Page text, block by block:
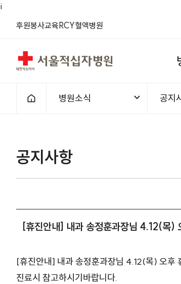
i
후원(새 창)
봉사(새 창)
교육(새 창)
RCY(새 창)
혈액(새 창)
병원
서울적십자병원
홈으로 1차메뉴
병원소식
2차
공지
공지사항 | 병원소식 | [
공지사항
[휴진안내] 내과 송정훈과장님 4.12(목)
[휴진안내] 내과 송정훈과장님 4.12(목) 오후
진료시 참고하시기바랍니다.